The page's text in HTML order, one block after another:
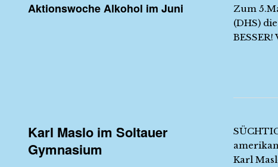
Aktionswoche Alkohol im Juni
Zum
(DHS)
Karl Maslo im Soltauer
Gymnasium
Karl